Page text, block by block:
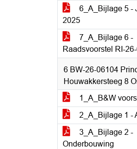
6_A_Bijlage 5 -
2025
7_A_Bijlage 6 -
Raadsvoorstel RI-
6 BW-26-06104
Houwakkersteeg 8
1_A_B&W
2_A_Bijlage 1 -
3_A_Bijlage 2 -
Onderbouwing